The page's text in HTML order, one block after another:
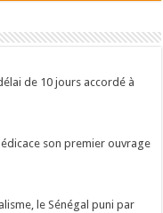
de 10 jours accordé à
son premier ouvrage
le Sénégal puni par